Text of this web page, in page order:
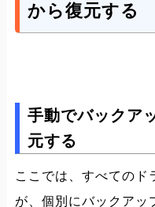
から復元する
手動でバックア
元する
ここでは、すべてのド
が、個別にバックアッ